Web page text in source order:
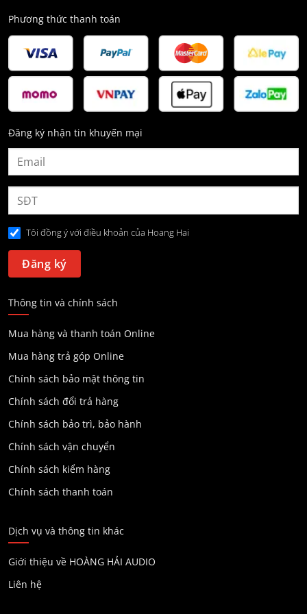
Phương thức thanh toán
Đăng ký nhận tin khuyến mại
Tôi đồng ý với điều khoản của Hoang Hai
Thông tin và chính sách
Mua hàng và thanh toán Online
Mua hàng trả góp Online
Chính sách bảo mật thông tin
Chính sách đổi trả hàng
Chính sách bảo trì, bảo hành
Chính sách vận chuyển
Chính sách kiểm hàng
Chính sách thanh toán
Dịch vụ và thông tin khác
Giới thiệu về HOÀNG HẢI AUDIO
Liên hệ